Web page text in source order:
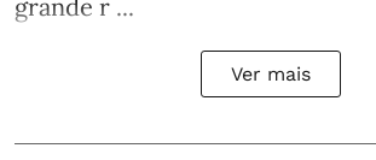
grande r ...
Ver mais